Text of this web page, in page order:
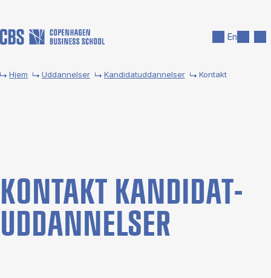
En
Hjem Uddannelser Kandidatuddannelser Kontakt
KON­TAKT KANDIDAT­
UDDANNELSER